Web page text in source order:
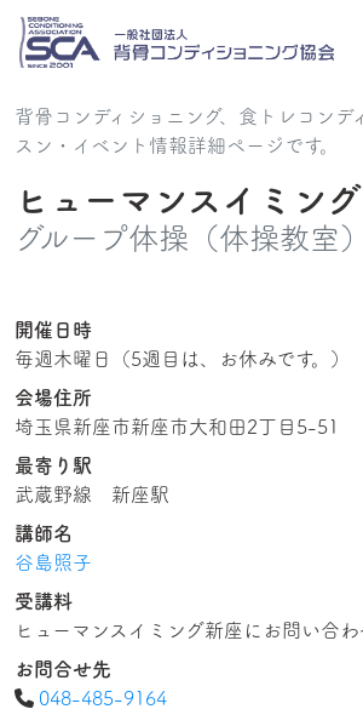
背骨コンディショニング、食トレコンデ
スン・イベント情報詳細ページです。
ヒューマンスイミン
グループ体操（体操教室）
開催日時
毎週木曜日（5週目は、お休みです。）
会場住所
埼玉県新座市新座市大和田2丁目5-51
最寄り駅
武蔵野線 新座駅
講師名
谷島照子
受講料
ヒューマンスイミング新座にお問い合わ
お問合せ先
048-485-9164